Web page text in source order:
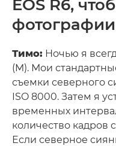
EOS R6,
Тимо: Ночью я
(M). Мои
съемки северного
ISO 8000. Затем я
временных
количество кадров
Если северное